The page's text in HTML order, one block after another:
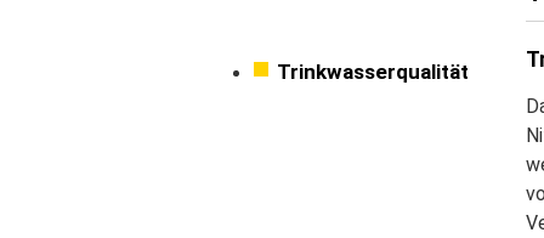
Trinkwasserqualität